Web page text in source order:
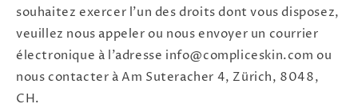
souhaitez exercer l'un des droits dont vous disposez,
veuillez nous appeler ou nous envoyer un courrier
électronique à l'adresse info@compliceskin.com ou
nous contacter à Am Suteracher 4, Zürich, 8048,
CH.